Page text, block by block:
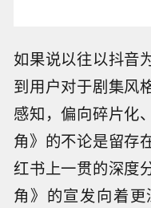
如果说以往以抖音
到用户对于剧集风
感知，偏向碎片化
角》的不论是留存
红书上一贯的深度
角》的宣发向着